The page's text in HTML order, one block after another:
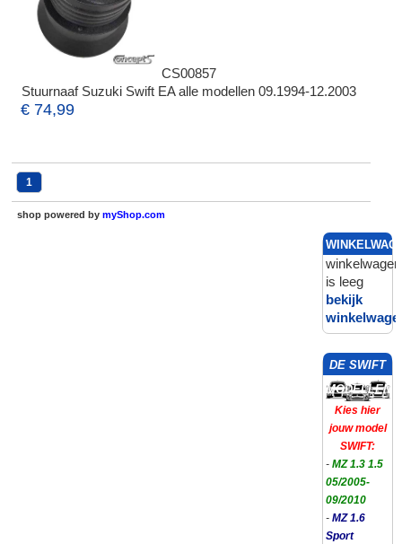
CS00857
Stuurnaaf Suzuki Swift EA alle modellen 09.1994-12.2003
€ 74,99
1
shop powered bymyShop.com
winkelwagen
is leeg
bekijk
DE SWIFT
MODELLEN
Kies hier
jouw model
SWIFT:
- MZ 1.3 1.5
05/2005-
09/2010
- MZ 1.6
Sport